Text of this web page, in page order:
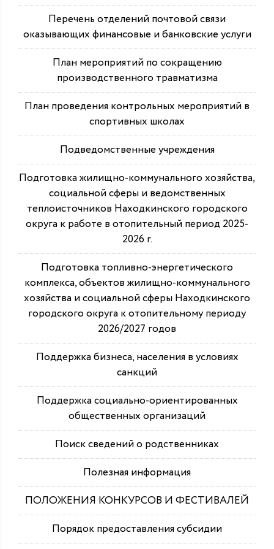
Перечень отделений почтовой связи
оказывающих финансовые и банковские услуги
План мероприятий по сокращению
производственного травматизма
План проведения контрольных мероприятий в
спортивных школах
Подведомственные учреждения
Подготовка жилищно-коммунального хозяйства,
социальной сферы и ведомственных
теплоисточников Находкинского городского
округа к работе в отопительный период 2025-
2026 г.
Подготовка топливно-энергетического
комплекса, объектов жилищно-коммунального
хозяйства и социальной сферы Находкинского
городского округа к отопительному периоду
2026/2027 годов
Поддержка бизнеса, населения в условиях
санкций
Поддержка социально-ориентированных
общественных организаций
Поиск сведений о родственниках
Полезная информация
ПОЛОЖЕНИЯ КОНКУРСОВ И ФЕСТИВАЛЕЙ
Порядок предоставления субсидии